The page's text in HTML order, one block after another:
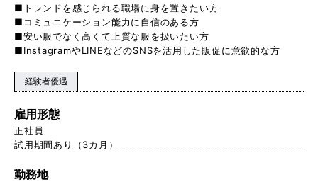
■トレンドを感じられる職場に身を置きたい方
■コミュニケーション能力に自信のある方
■安い服でなく高くて上質な服を扱いたい方
■InstagramやLINEなどのSNSを活用した販促に意欲的な方
経験者優遇
雇用形態
正社員
試用期間あり（3カ月）
勤務地